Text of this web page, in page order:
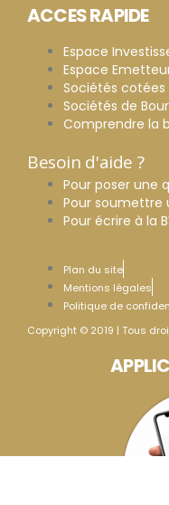
ACCES RAPIDE
Espace
Espace
Sociétés cotées
Sociétés de
Comprendre la
Besoin d'aide ?
Pour poser une
Pour soumettre
Pour écrire à la
Plan du site
Mentions légales
Politique de
Copyright © 2019 | Tous